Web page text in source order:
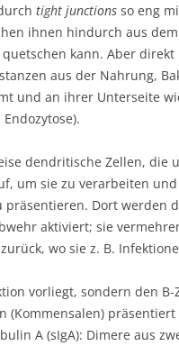
tight junctions so eng
ihnen hindurch aus
kann. Aber
aus der Nahrung,
und an ihrer Unterseite
dendritische Zellen, die
um sie zu verarbeiten
präsentieren. Dort werden
aktiviert; sie
wo sie z. B.
vorliegt, sondern den
(Kommensalen)
A (sIgA): Dimere aus